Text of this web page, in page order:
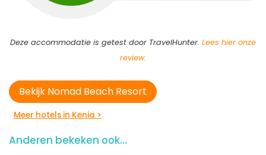
Deze accommodatie is getest door TravelHunter. Lees hier onze
review.
Bekijk Nomad Beach Resort
Meer hotels in Kenia >
Anderen bekeken ook...